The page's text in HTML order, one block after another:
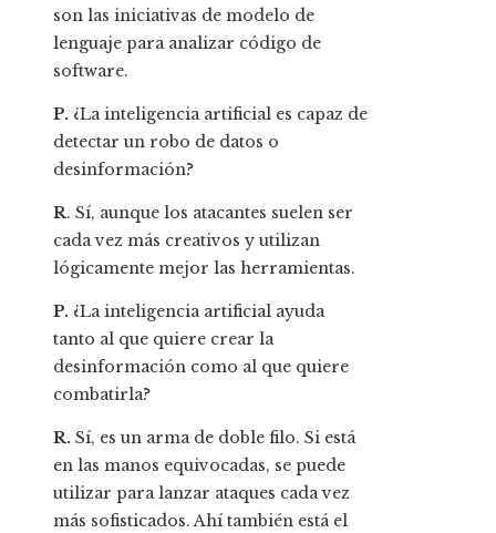
son las iniciativas de modelo de
lenguaje para analizar código de
software.
P. ¿La inteligencia artificial es capaz de
detectar un robo de datos o
desinformación?
R. Sí, aunque los atacantes suelen ser
cada vez más creativos y utilizan
lógicamente mejor las herramientas.
P. ¿La inteligencia artificial ayuda
tanto al que quiere crear la
desinformación como al que quiere
combatirla?
R. Sí, es un arma de doble filo. Si está
en las manos equivocadas, se puede
utilizar para lanzar ataques cada vez
más sofisticados. Ahí también está el